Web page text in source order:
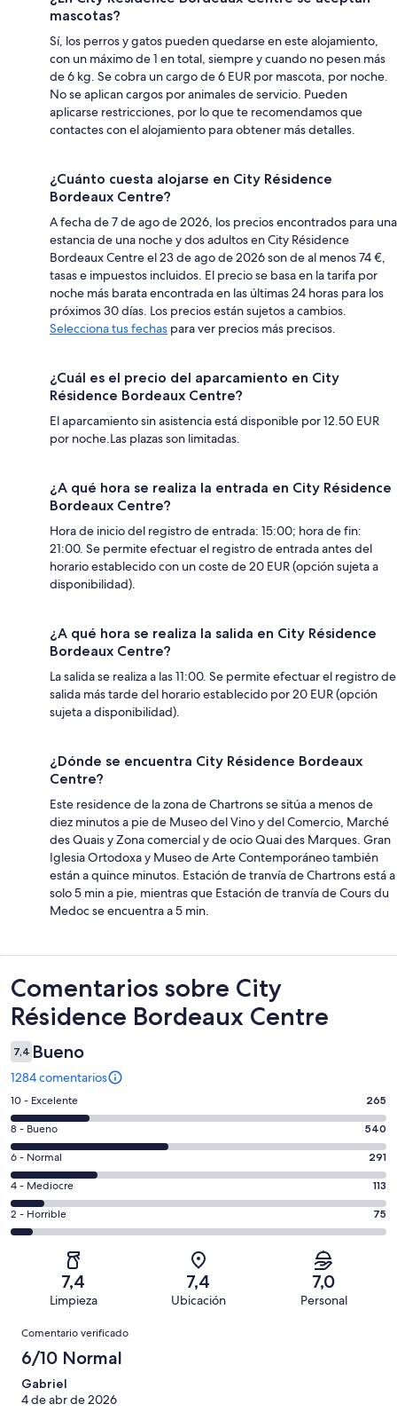
mascotas?
Sí, los perros y gatos pueden quedarse en este alojamiento,
con un máximo de 1 en total, siempre y cuando no pesen más
de 6 kg. Se cobra un cargo de 6 EUR por mascota, por noche.
No se aplican cargos por animales de servicio. Pueden
aplicarse restricciones, por lo que te recomendamos que
contactes con el alojamiento para obtener más detalles.
¿Cuánto cuesta alojarse en City Résidence
Bordeaux Centre?
A fecha de 7 de ago de 2026, los precios encontrados para una
estancia de una noche y dos adultos en City Résidence
Bordeaux Centre el 23 de ago de 2026 son de al menos 74 €,
tasas e impuestos incluidos. El precio se basa en la tarifa por
noche más barata encontrada en las últimas 24 horas para los
próximos 30 días. Los precios están sujetos a cambios.
Selecciona tus fechas para ver precios más precisos.
¿Cuál es el precio del aparcamiento en City
Résidence Bordeaux Centre?
El aparcamiento sin asistencia está disponible por 12.50 EUR
por noche.Las plazas son limitadas.
¿A qué hora se realiza la entrada en City Résidence
Bordeaux Centre?
Hora de inicio del registro de entrada: 15:00; hora de fin:
21:00. Se permite efectuar el registro de entrada antes del
horario establecido con un coste de 20 EUR (opción sujeta a
disponibilidad).
¿A qué hora se realiza la salida en City Résidence
Bordeaux Centre?
La salida se realiza a las 11:00. Se permite efectuar el registro de
salida más tarde del horario establecido por 20 EUR (opción
sujeta a disponibilidad).
¿Dónde se encuentra City Résidence Bordeaux
Centre?
Este residence de la zona de Chartrons se sitúa a menos de
diez minutos a pie de Museo del Vino y del Comercio, Marché
des Quais y Zona comercial y de ocio Quai des Marques. Gran
Iglesia Ortodoxa y Museo de Arte Contemporáneo también
están a quince minutos. Estación de tranvía de Chartrons está a
solo 5 min a pie, mientras que Estación de tranvía de Cours du
Medoc se encuentra a 5 min.
Comentarios
Comentarios sobre City
Résidence Bordeaux Centre
7,4 Bueno
1284 comentarios
265
comentarios
de
un
total
de
1284
con
puntuación
10 - Excelente 265
540
comentarios
de
un
total
de
puntuación
8 - Bueno 540
291
comentarios
de
un
total
puntuación
Normal
6 - Normal 291
113
comentarios
de
una
puntuación
4 - Mediocre 113
75
comentarios
1284
una
puntuación
de
2 - Horrible 75
7,4
Limpieza
7,4
Ubicación
7,0
Personal
Comentarios
Comentario verificado
6/10 Normal
Gabriel
4 de abr de 2026